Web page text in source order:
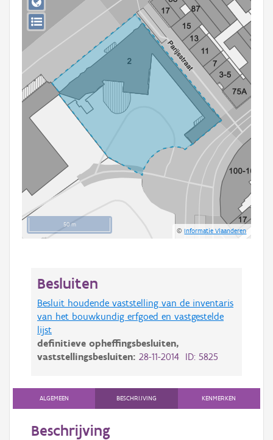
50 m
©Informatie Vlaanderen
Besluiten
Besluit houdende vaststelling van de inventaris
van het bouwkundig erfgoed en vastgestelde
lijst
definitieve opheffingsbesluiten,
vaststellingsbesluiten: 28-11-2014 ID: 5825
ALGEMEEN BESCHRIJVING KENMERKEN
Beschrijving